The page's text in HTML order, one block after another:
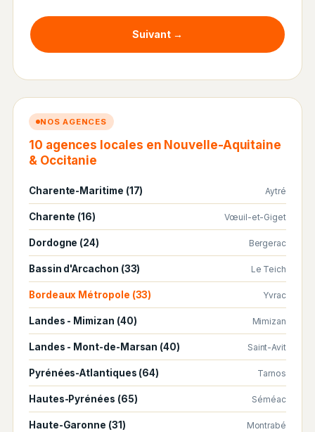
Suivant →
NOS AGENCES
10 agences locales en Nouvelle-Aquitaine
& Occitanie
Charente-Maritime (17) Aytré
Charente (16) Vœuil-et-Giget
Dordogne (24) Bergerac
Bassin d'Arcachon (33) Le Teich
Bordeaux Métropole (33) Yvrac
Landes - Mimizan (40) Mimizan
Landes - Mont-de-Marsan (40) Saint-Avit
Pyrénées-Atlantiques (64) Tarnos
Hautes-Pyrénées (65) Séméac
Haute-Garonne (31) Montrabé